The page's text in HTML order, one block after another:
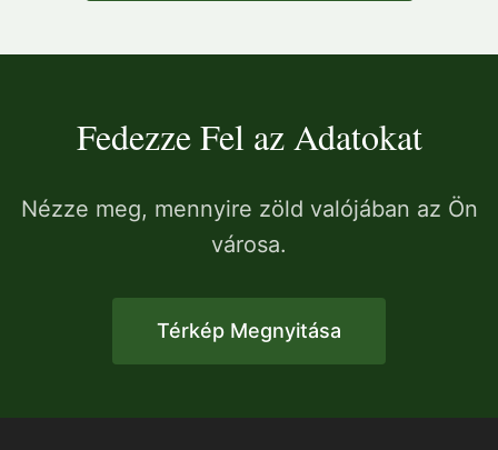
Fedezze Fel az Adatokat
Nézze meg, mennyire zöld valójában az Ön
városa.
Térkép Megnyitása